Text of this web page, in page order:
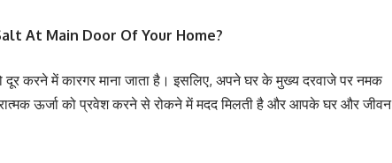
At Main Door Of Your Home?
करने में कारगर माना जाता है। इसलिए, अपने घर के मुख्य दरवाजे पर नमक
ऊर्जा को प्रवेश करने से रोकने में मदद मिलती है और आपके घर और जीवन